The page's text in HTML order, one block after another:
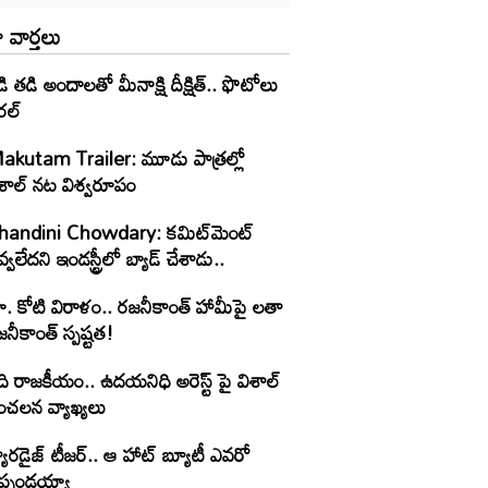
తడి అందాలతో మీనాక్షి దీక్షిత్‌.. ఫొటోలు
Trailer: మూడు పాత్రల్లో
నట విశ్వరూపం
Chowdary: కమిట్‌మెంట్
ఇండస్ట్రీలో బ్యాడ్ చేశాడు..
కోటి విరాళం.. రజనీకాంత్ హామీపై లతా
స్పష్టత!
రాజకీయం.. ఉదయనిధి అరెస్ట్ పై విశాల్
వ్యాఖ్యలు
టీజర్.. ఆ హాట్ బ్యూటీ ఎవరో